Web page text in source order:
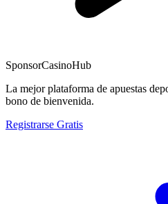
SponsorCasinoHub
La mejor plataforma de apuestas
bono de bienvenida.
Registrarse Gratis